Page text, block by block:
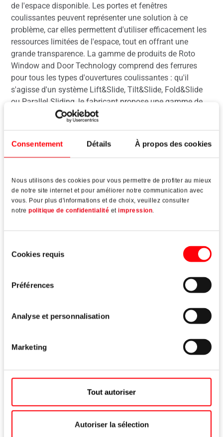
Consentement Détails À propos des cookies
Nous utilisons des cookies pour vous permettre de profiter au mieux
de notre site internet et pour améliorer notre communication avec
vous. Pour plus d'informations et de choix, veuillez consulter
notre politique de confidentialité et impression.
duCookies requis
Préférences
Analyse et personnalisation
Marketing
Tout autoriser
Autoriser la sélection
de l'espace disponible. Les portes et fenêtres
coulissantes peuvent représenter une solution à ce
problème, car elles permettent d'utiliser efficacement les
ressources limitées de l'espace, tout en offrant une
grande transparence. La gamme de produits de Roto
Window and Door Technology comprend des ferrures
pour tous les types d'ouvertures coulissantes : qu'il
s'agisse d'un système Lift&Slide, Tilt&Slide, Fold&Slide
ou Parallel Sliding, le fabricant propose une gamme de
produits de qualité certifiée pour tous les matériaux de
châssis. La fiabilité de la technologie des ferrures a
permis à Roto de générer une croissance continue dans
le segment de marché du coulissant. Les visiteurs du
dans différents types de bâtiments dans la "Roto City".